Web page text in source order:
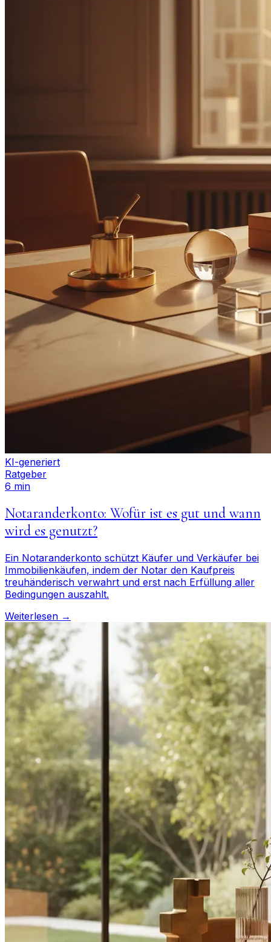
KI-generiert
Ratgeber
6 min
Notaranderkonto: Wofür ist es gut und wann
wird es genutzt?
Ein Notaranderkonto schützt Käufer und Verkäufer bei
Immobilienkäufen, indem der Notar den Kaufpreis
treuhänderisch verwahrt und erst nach Erfüllung aller
Bedingungen auszahlt.
Weiterlesen →